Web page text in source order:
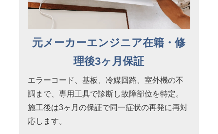
元メーカーエンジニア在籍・修
理後3ヶ月保証
エラーコード、基板、冷媒回路、室外機の不
調まで、専用工具で診断し故障部位を特定。
施工後は3ヶ月の保証で同一症状の再発に再対
応します。